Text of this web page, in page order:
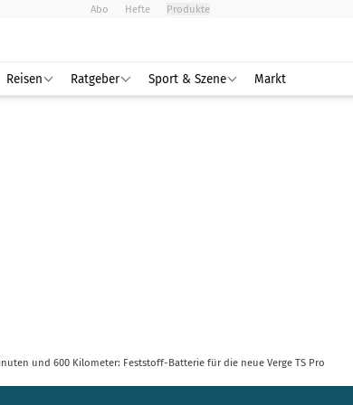
Abo Hefte Produkte
Reisen Ratgeber Sport & Szene Markt
und 600 Kilometer: Feststoff-Batterie für die neue Verge TS Pro